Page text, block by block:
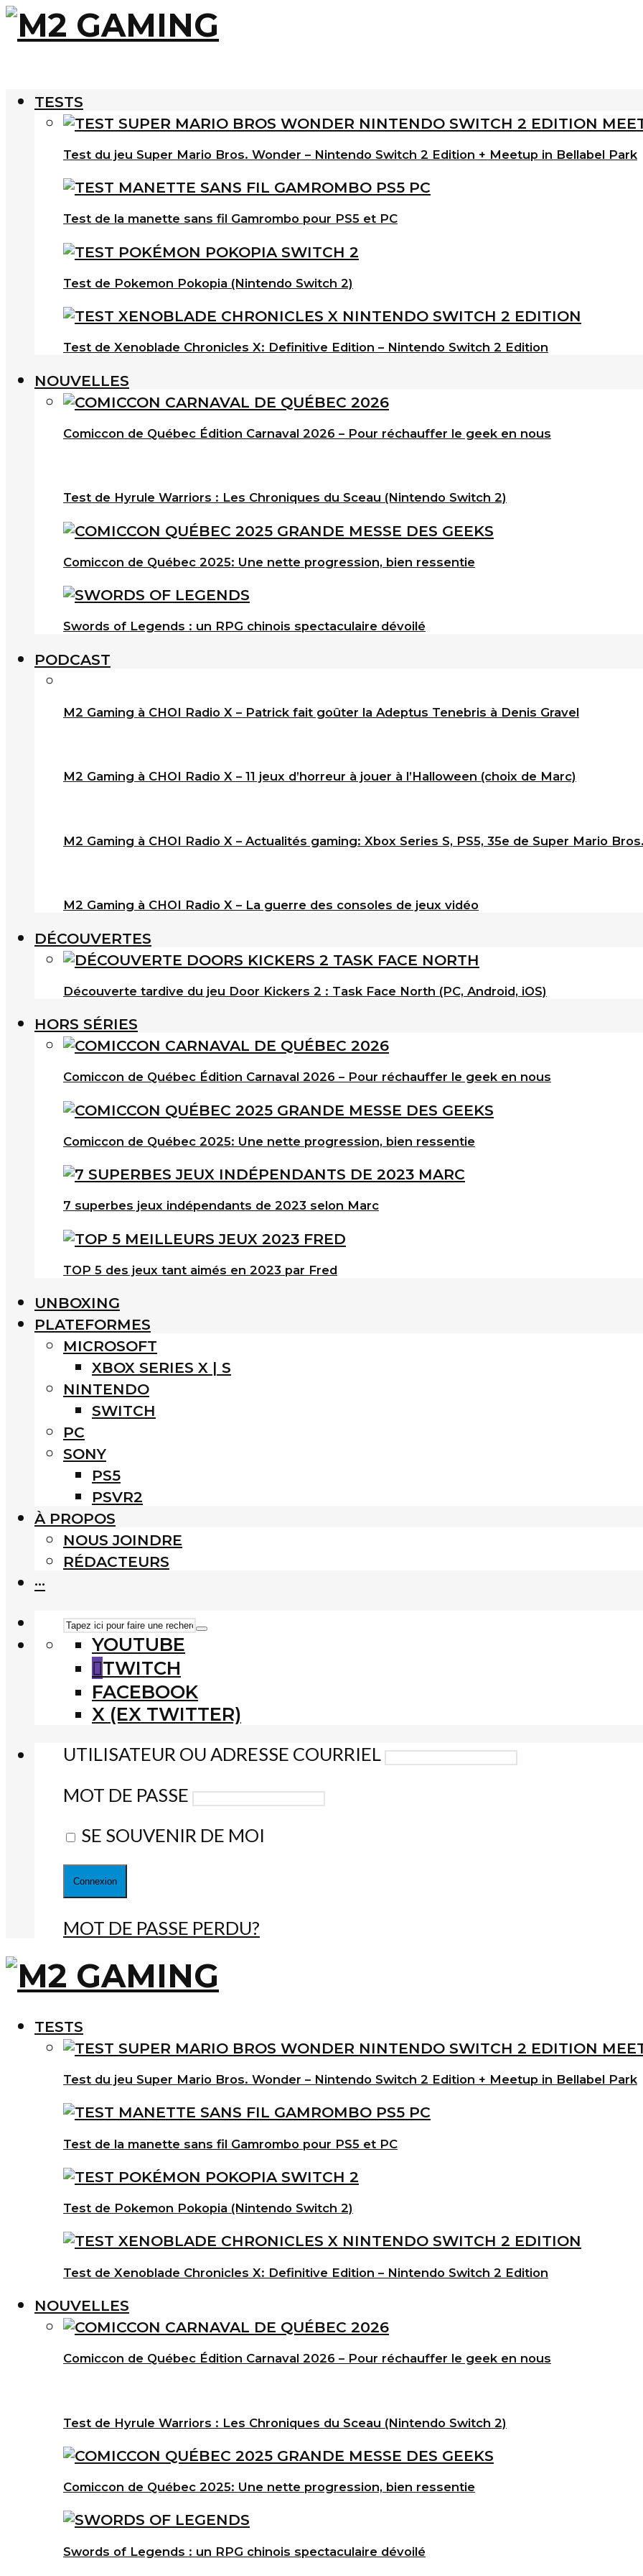
TESTS
Test du jeu Super Mario Bros. Wonder – Nintendo Switch 2 Edition + Meetup in Bellabel Park
Test de la manette sans fil Gamrombo pour PS5 et PC
Test de Pokemon Pokopia (Nintendo Switch 2)
Test de Xenoblade Chronicles X: Definitive Edition – Nintendo Switch 2 Edition
NOUVELLES
Comiccon de Québec Édition Carnaval 2026 – Pour réchauffer le geek en nous
Test de Hyrule Warriors : Les Chroniques du Sceau (Nintendo Switch 2)
Comiccon de Québec 2025: Une nette progression, bien ressentie
Swords of Legends : un RPG chinois spectaculaire dévoilé
PODCAST
M2 Gaming à CHOI Radio X – Patrick fait goûter la Adeptus Tenebris à Denis Gravel
M2 Gaming à CHOI Radio X – 11 jeux d’horreur à jouer à l’Halloween (choix de Marc)
M2 Gaming à CHOI Radio X – Actualités gaming: Xbox Series S, PS5, 35e de Super Mario
M2 Gaming à CHOI Radio X – La guerre des consoles de jeux vidéo
DÉCOUVERTES
Découverte tardive du jeu Door Kickers 2 : Task Face North (PC, Android, iOS)
HORS SÉRIES
Comiccon de Québec Édition Carnaval 2026 – Pour réchauffer le geek en nous
Comiccon de Québec 2025: Une nette progression, bien ressentie
7 superbes jeux indépendants de 2023 selon Marc
TOP 5 des jeux tant aimés en 2023 par Fred
UNBOXING
PLATEFORMES
MICROSOFT
XBOX SERIES X | S
NINTENDO
SWITCH
PC
SONY
PS5
PSVR2
À PROPOS
NOUS JOINDRE
RÉDACTEURS
···
YOUTUBE
TWITCH
FACEBOOK
X (EX TWITTER)
UTILISATEUR OU ADRESSE COURRIEL
MOT DE PASSE
SE SOUVENIR DE MOI
MOT DE PASSE PERDU?
TESTS
Test du jeu Super Mario Bros. Wonder – Nintendo Switch 2 Edition + Meetup in Bellabel Park
Test de la manette sans fil Gamrombo pour PS5 et PC
Test de Pokemon Pokopia (Nintendo Switch 2)
Test de Xenoblade Chronicles X: Definitive Edition – Nintendo Switch 2 Edition
NOUVELLES
Comiccon de Québec Édition Carnaval 2026 – Pour réchauffer le geek en nous
Test de Hyrule Warriors : Les Chroniques du Sceau (Nintendo Switch 2)
Comiccon de Québec 2025: Une nette progression, bien ressentie
Swords of Legends : un RPG chinois spectaculaire dévoilé